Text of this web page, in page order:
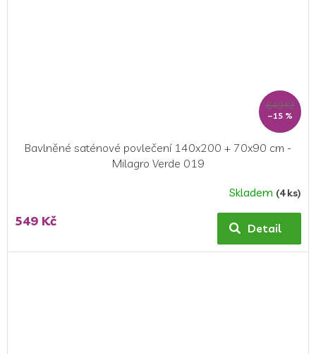
649 Kč
–15 %
Bavlněné saténové povlečení 140x200 + 70x90 cm -
Milagro Verde 019
Skladem (4 ks)
549 Kč Detail